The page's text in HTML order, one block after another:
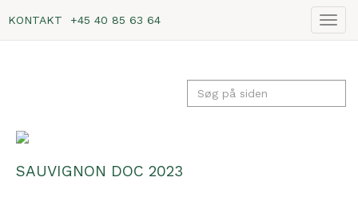
Vis
KONTAKT +45 40 85 63 64
SAUVIGNON DOC 2023